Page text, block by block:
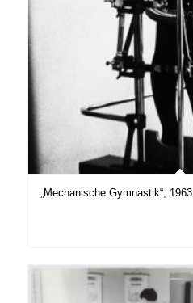
„Mechanische Gymnastik“, 1963